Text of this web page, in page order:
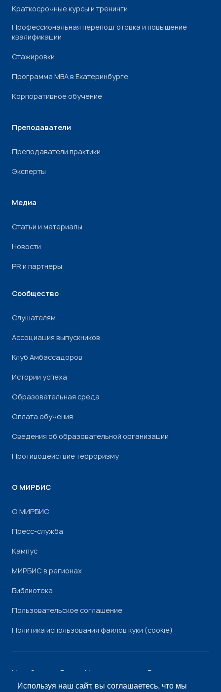
Используя наш сайт, вы соглашаетесь, что мы
Краткосрочные курсы и тренинги
Профессиональная переподготовка и повышение
квалификации
Стажировки
Программа МВА в Екатеринбурге
Корпоративное обучение
Преподаватели
Преподаватели практики
Эксперты
Медиа
Статьи и материалы
Новости
PR и партнеры
Сообщество
Слушателям
Ассоциация выпускников
Клуб Амбассадоров
Истории успеха
Образовательная среда
Оплата обучения
Сведения об образовательной организации
Противодействие терроризму
О МИРБИС
О МИРБИС
Пресс-служба
Кампус
МИРБИС в регионах
Библиотека
Пользовательское соглашение
Политика использования файлов куки (cookie)
Минобрнауки России Минпросвещения России
РоскомнадзорРособрнадзор